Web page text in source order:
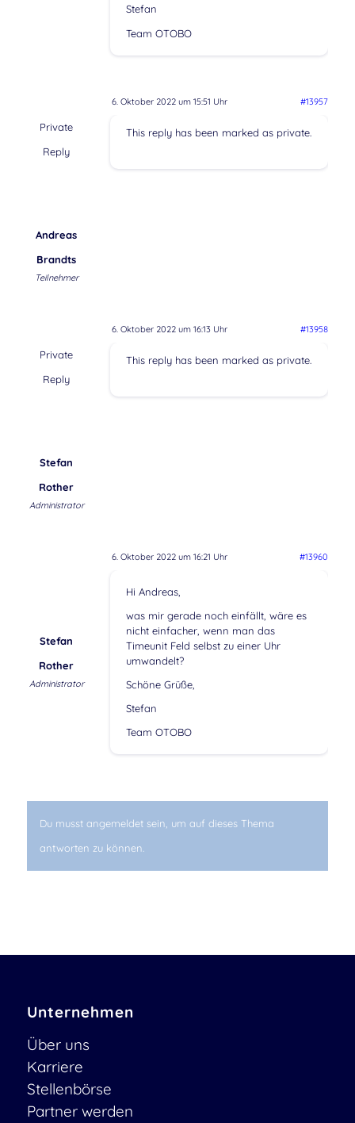
Stefan
Team OTOBO
6. Oktober 2022 um 15:51 Uhr #13957
Private
Reply
Andreas
Brandts
Teilnehmer
This reply has been marked as private.
6. Oktober 2022 um 16:13 Uhr #13958
Private
Reply
Stefan
Rother
Administrator
This reply has been marked as private.
6. Oktober 2022 um 16:21 Uhr #13960
Stefan
Rother
Administrator
Hi Andreas,
was mir gerade noch einfällt, wäre es
nicht einfacher, wenn man das
Timeunit Feld selbst zu einer Uhr
umwandelt?
Schöne Grüße,
Stefan
Team OTOBO
Du musst angemeldet sein, um auf dieses Thema
antworten zu können.
Unternehmen
Über uns
Karriere
Stellenbörse
Partner werden